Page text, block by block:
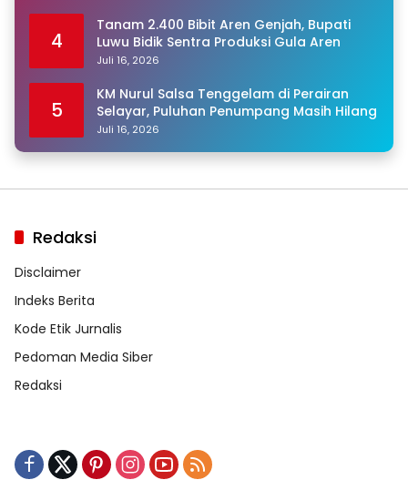
4
Tanam 2.400 Bibit Aren Genjah, Bupati
Luwu Bidik Sentra Produksi Gula Aren
Juli 16, 2026
5
KM Nurul Salsa Tenggelam di Perairan
Selayar, Puluhan Penumpang Masih Hilang
Juli 16, 2026
Redaksi
Disclaimer
Indeks Berita
Kode Etik Jurnalis
Pedoman Media Siber
Redaksi